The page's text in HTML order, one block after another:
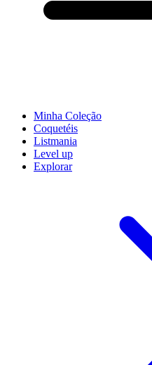
Minha Coleção
Coquetéis
Listmania
Level up
Explorar